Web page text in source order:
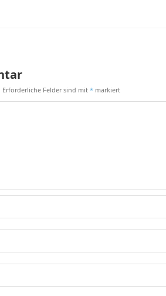
Erforderliche Felder sind mit * markiert